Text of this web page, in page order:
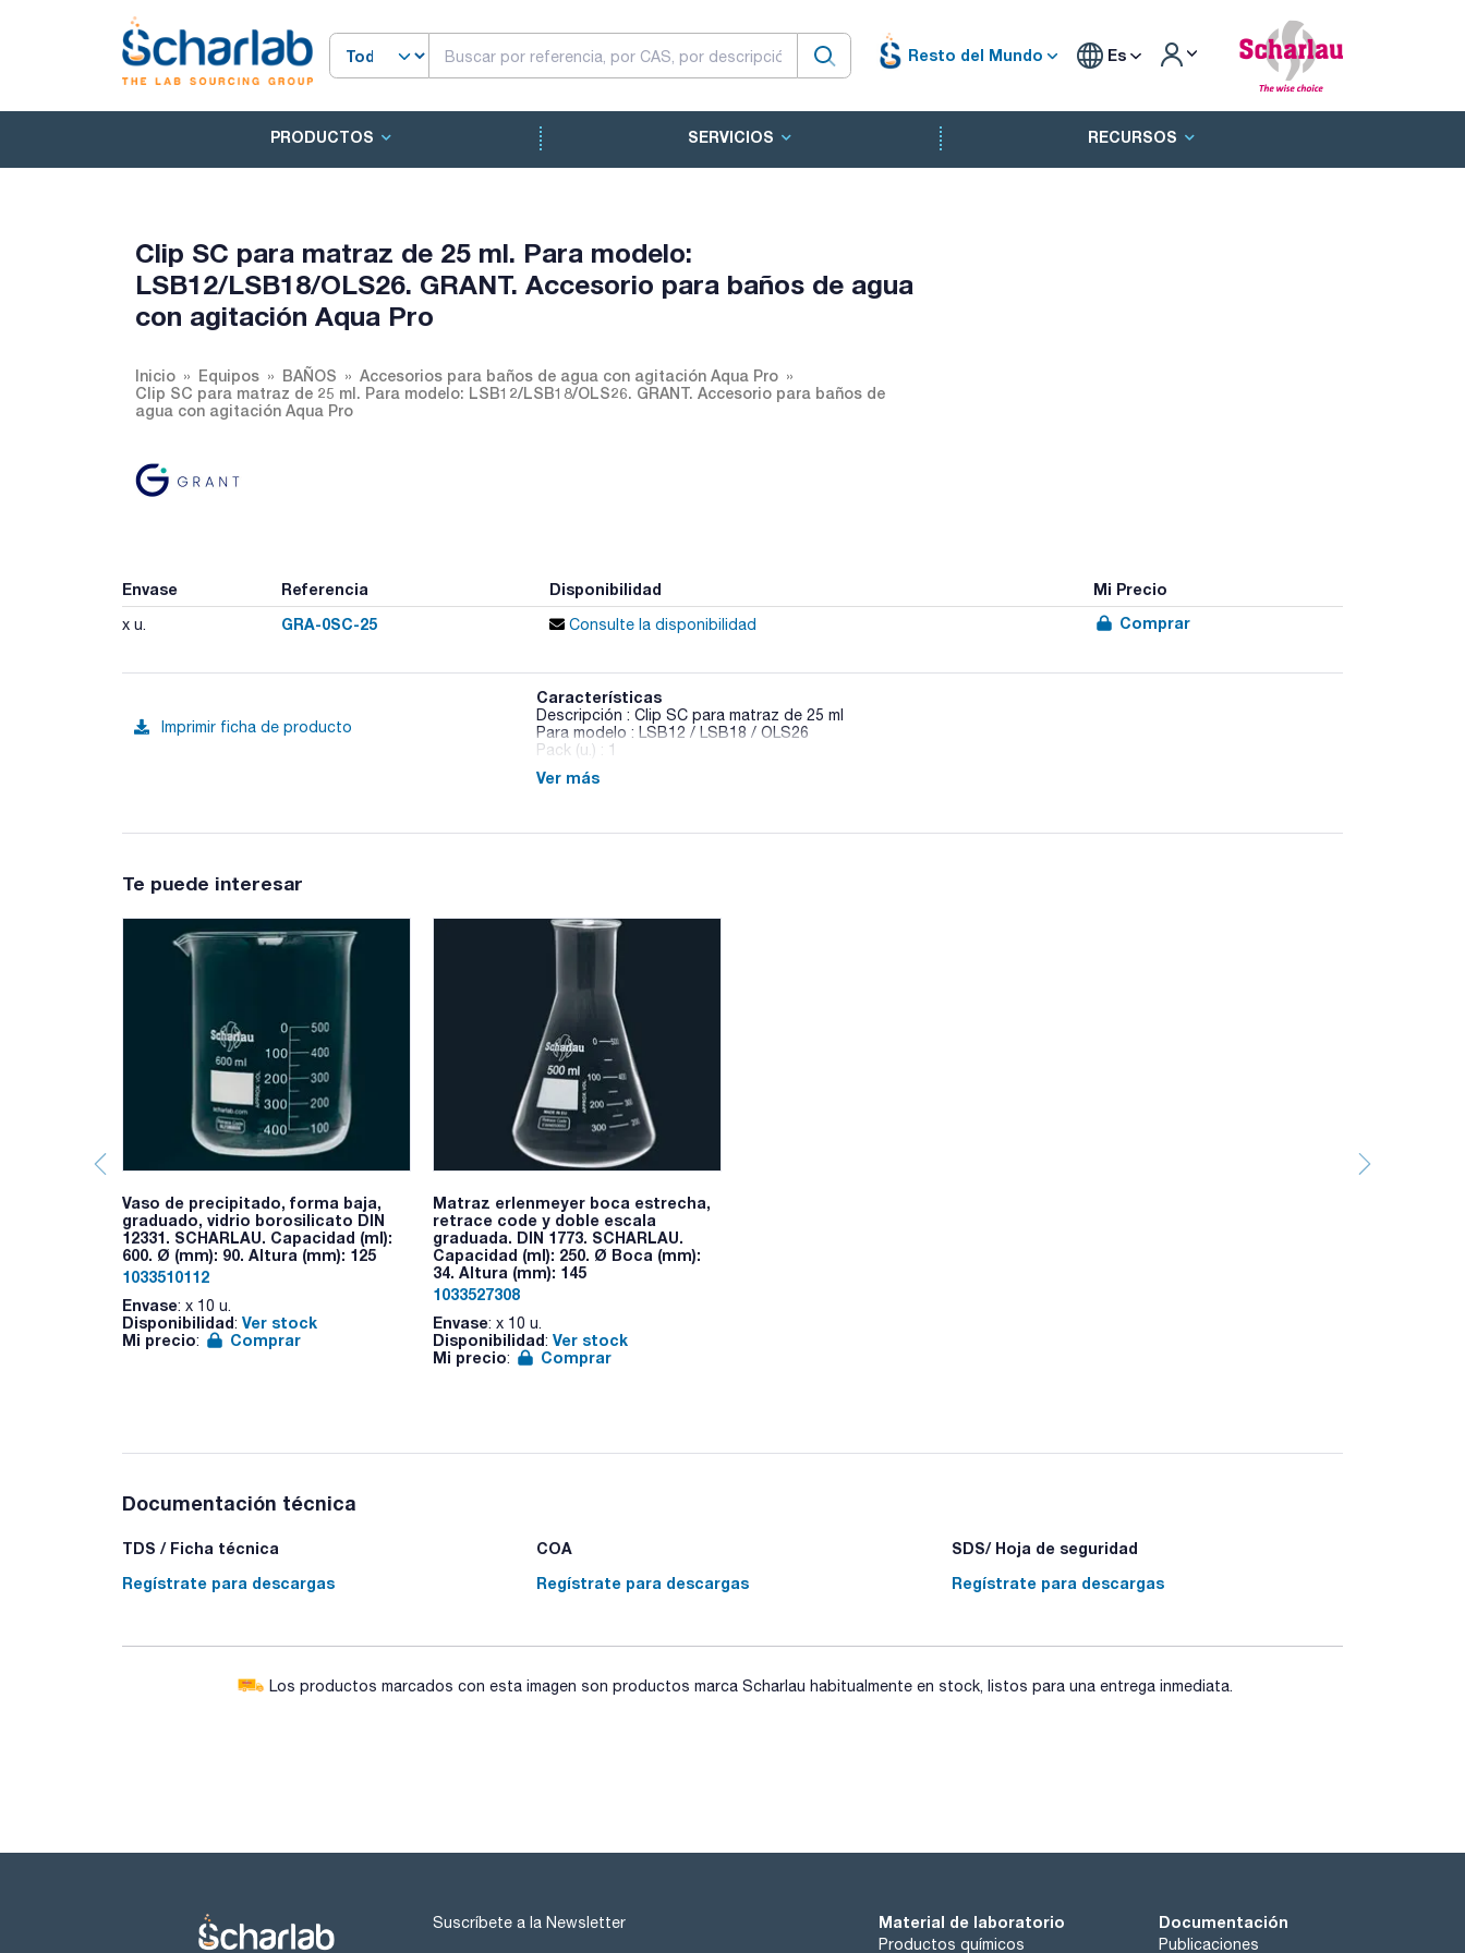
Resto del Mundo Es
PRODUCTOS SERVICIOS RECURSOS
Clip SC para matraz de 25 ml. Para modelo:
LSB12/LSB18/OLS26. GRANT. Accesorio para baños de agua
con agitación Aqua Pro
Inicio Equipos BAÑOS
Accesorios para baños de agua con agitación Aqua Pro
Clip SC para matraz de 25 ml. Para modelo: LSB12/LSB18/OLS26. GRANT. Accesorio para baños de
agua con agitación Aqua Pro
Envase Referencia Disponibilidad Mi Precio
x u. GRA-0SC-25 Consulte la disponibilidad Comprar
Imprimir ficha de producto
Características
Descripción : Clip SC para matraz de 25 ml
Para modelo : LSB12 / LSB18 / OLS26
Pack (u.) : 1
Accesorios para baños de agua con agitación Aqua Pro
Ver más
Te puede interesar
Vaso de precipitado, forma baja,
graduado, vidrio borosilicato DIN
12331. SCHARLAU. Capacidad (ml):
600. Ø (mm): 90. Altura (mm): 125
1033510112
Envase: x 10 u.
Disponibilidad: Ver stock
Mi precio: Comprar
Matraz erlenmeyer boca estrecha,
retrace code y doble escala
graduada. DIN 1773. SCHARLAU.
Capacidad (ml): 250. Ø Boca (mm):
34. Altura (mm): 145
1033527308
Envase: x 10 u.
Disponibilidad: Ver stock
Mi precio: Comprar
Documentación técnica
TDS / Ficha técnica
Regístrate para descargas
COA
Regístrate para descargas
SDS/ Hoja de seguridad
Regístrate para descargas
Los productos marcados con esta imagen son productos marca Scharlau habitualmente en stock, listos para una entrega inmediata.
Suscríbete a la Newsletter Material de laboratorio
Productos químicos
Documentación
Publicaciones